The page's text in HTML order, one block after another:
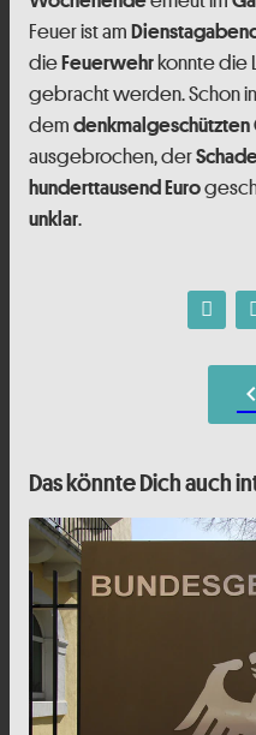
Feuer ist am
dieFeuerwehrkonnte die
gebracht werden. Schon
dem denkmalgeschützten
ausgebrochen, der
hunderttausend Euro
unklar.
chevron_left
Das könnte Dich auch